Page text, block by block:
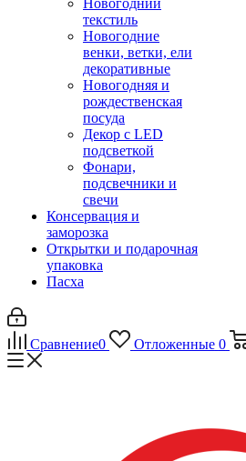
Новогодний
текстиль
Новогодние
венки, ветки, ели
декоративные
Новогодняя и
рождественская
посуда
Декор с LED
подсветкой
Фонари,
подсвечники и
свечи
Консервация и
заморозка
Открытки и подарочная
упаковка
Пасха
Сравнение0 Отложенные 0